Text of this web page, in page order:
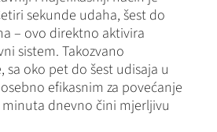
sekunde udaha, šest do
– ovo direktno aktivira
sistem. Takozvano
sa oko pet do šest udisaja u
efikasnim za povećanje
minuta dnevno čini mjerljivu